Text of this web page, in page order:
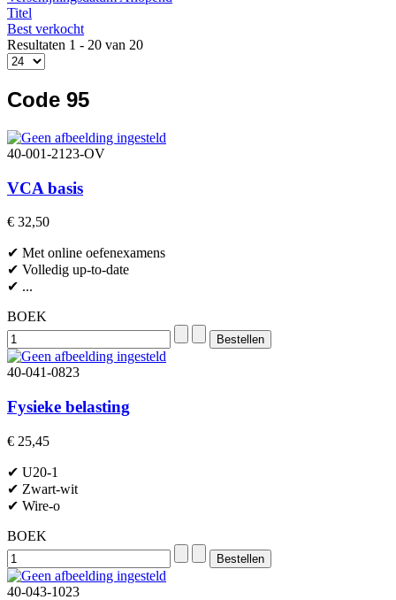
Titel
Best verkocht
Resultaten 1 - 20 van 20
Code 95
40-001-2123-OV
VCA basis
€ 32,50
✔ Met online oefenexamens
✔ Volledig up-to-date
✔ ...
BOEK
40-041-0823
Fysieke belasting
€ 25,45
✔ U20-1
✔ Zwart-wit
✔ Wire-o
BOEK
40-043-1023